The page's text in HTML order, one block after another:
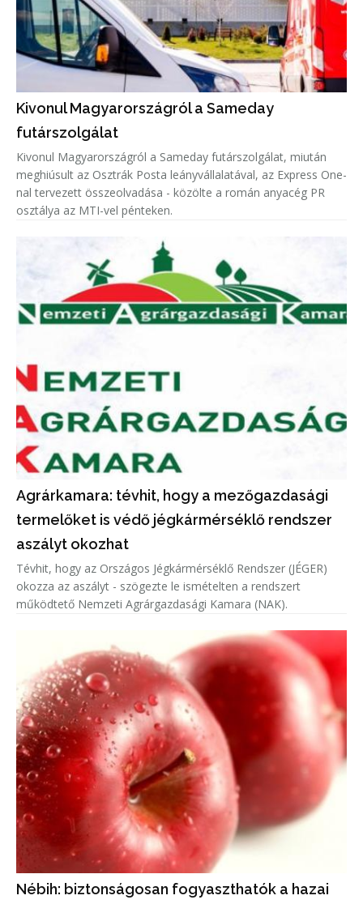
Kivonul Magyarországról a Sameday
futárszolgálat
Kivonul Magyarországról a Sameday futárszolgálat, miután
meghiúsult az Osztrák Posta leányvállalatával, az Express One-
nal tervezett összeolvadása - közölte a román anyacég PR
osztálya az MTI-vel pénteken.
Agrárkamara: tévhit, hogy a mezőgazdasági
termelőket is védő jégkármérséklő rendszer
aszályt okozhat
Tévhit, hogy az Országos Jégkármérséklő Rendszer (JÉGER)
okozza az aszályt - szögezte le ismételten a rendszert
működtető Nemzeti Agrárgazdasági Kamara (NAK).
Nébih: biztonságosan fogyaszthatók a hazai